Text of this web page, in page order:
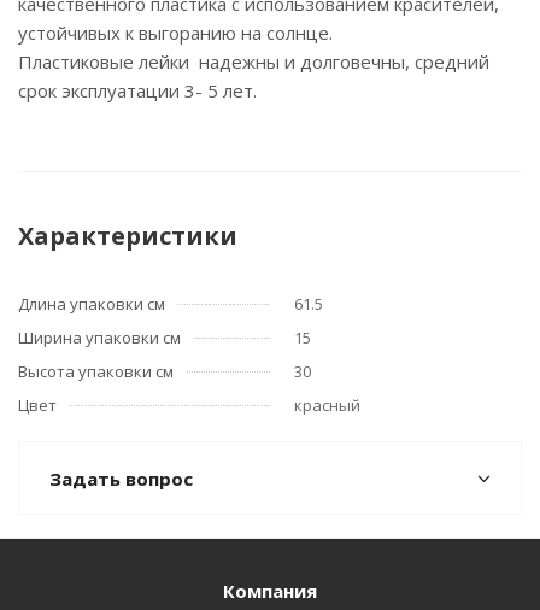
устойчивых к выгоранию на солнце.
Пластиковые лейки надежны и долговечны, средний
срок эксплуатации 3- 5 лет.
Характеристики
Длина упаковки см
61.5
Ширина упаковки см
15
Высота упаковки см
30
Цвет
красный
Задать вопрос
Компания